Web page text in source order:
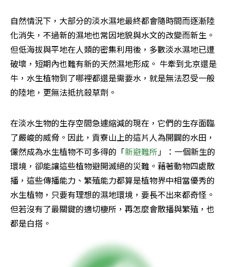
自然情況下，大部分的淡水濕地最終都會隨時間而逐漸陸
化消失，不過新的濕地也常因地貌與水文的改變而新生。
但低海拔與平地在人類的密集利用後，多數淡水濕地已遭
破壞，短期內也難有新的天然濕地形成。 牛牽到北京還是
牛，水生植物到了哪裡都還是需要水，就是無法忍受一般
的陸地，更無法抵抗殺草劑。
在淡水生物的生存空間急遽縮減的現在，它們的生存面臨
了嚴峻的威脅。因此，貢寮山上的這片人為開闢的水田，
儼然成為水生植物不可多得的「新避難所」：一個新生的
環境，卻能讓這些植物避開滅絕的災難。藉著動物四處散
播，這些傳播能力、繁殖能力都算是植物界中相當優秀的
水生植物，只要有理想的濕地環境，要長不出來都奇怪。
但若沒有了最關鍵的適切棲所，再怎麼會散播與繁殖，也
都是白搭。